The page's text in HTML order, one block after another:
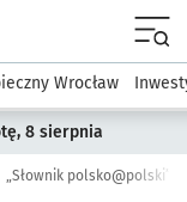
Dla mieszkańca
Wrocław
8 sierpnia
„Słownik polsko@polski”